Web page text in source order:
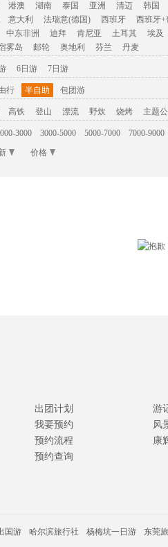
港澳 湖南 泰国 亚洲 清迈
韩国
意大利 法瑞意(德国) 西班牙
西班牙+
中东非洲 迪拜 肯尼亚 土耳其
埃及
雾岛 邮轮 奥地利 芬兰 丹麦
6日游 7日游
行 半自助 包团游
高铁 登山 漂流 野炊 烧烤 主题
3000 3000-5000 5000-7000
7000-9000
价格
出团计划
我要预约
预约流程
预约查询
游
风
康
国游 哈尔滨旅行社 杨梅坑一日游 东莞